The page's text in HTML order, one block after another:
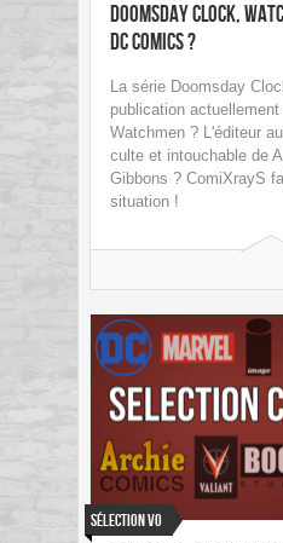
Doomsday Clock,
DC Comics ?
La série Doomsday
publication
Watchmen ? L'éditeur
culte et intouchable de
Gibbons ? ComiXrayS
situation !
Sélection VO